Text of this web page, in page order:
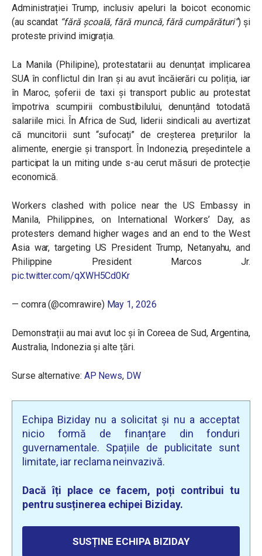
Administrației Trump, inclusiv apeluri la boicot economic
(au scandat “fără școală, fără muncă, fără cumpărături”) și
proteste privind imigrația.
La Manila (Philipine), protestatarii au denunțat implicarea
SUA în conflictul din Iran și au avut încăierări cu poliția, iar
în Maroc, șoferii de taxi și transport public au protestat
împotriva scumpirii combustibilului, denunțând totodată
salariile mici. În Africa de Sud, liderii sindicali au avertizat
că muncitorii sunt “sufocați” de creșterea prețurilor la
alimente, energie și transport. În Indonezia, președintele a
participat la un miting unde s-au cerut măsuri de protecție
economică.
Workers clashed with police near the US Embassy in
Manila, Philippines, on International Workers’ Day, as
protesters demand higher wages and an end to the West
Asia war, targeting US President Trump, Netanyahu, and
Philippine President Marcos Jr.
pic.twitter.com/qXWH5Cd0Kr
— comra (@comrawire) May 1, 2026
Demonstrații au mai avut loc și în Coreea de Sud, Argentina,
Australia, Indonezia și alte țări.
Surse alternative: AP News, DW
Echipa Biziday nu a solicitat și nu a acceptat
nicio formă de finanțare din fonduri
guvernamentale. Spațiile de publicitate sunt
limitate, iar reclama neinvazivă.
Dacă îți place ce facem, poți contribui tu
pentru susținerea echipei Biziday.
SUSȚINE ECHIPA BIZIDAY